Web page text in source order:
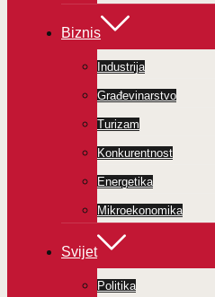
Biznis
Industrija
Građevinarstvo
Turizam
Konkurentnost
Energetika
Mikroekonomika
Svijet
Politika